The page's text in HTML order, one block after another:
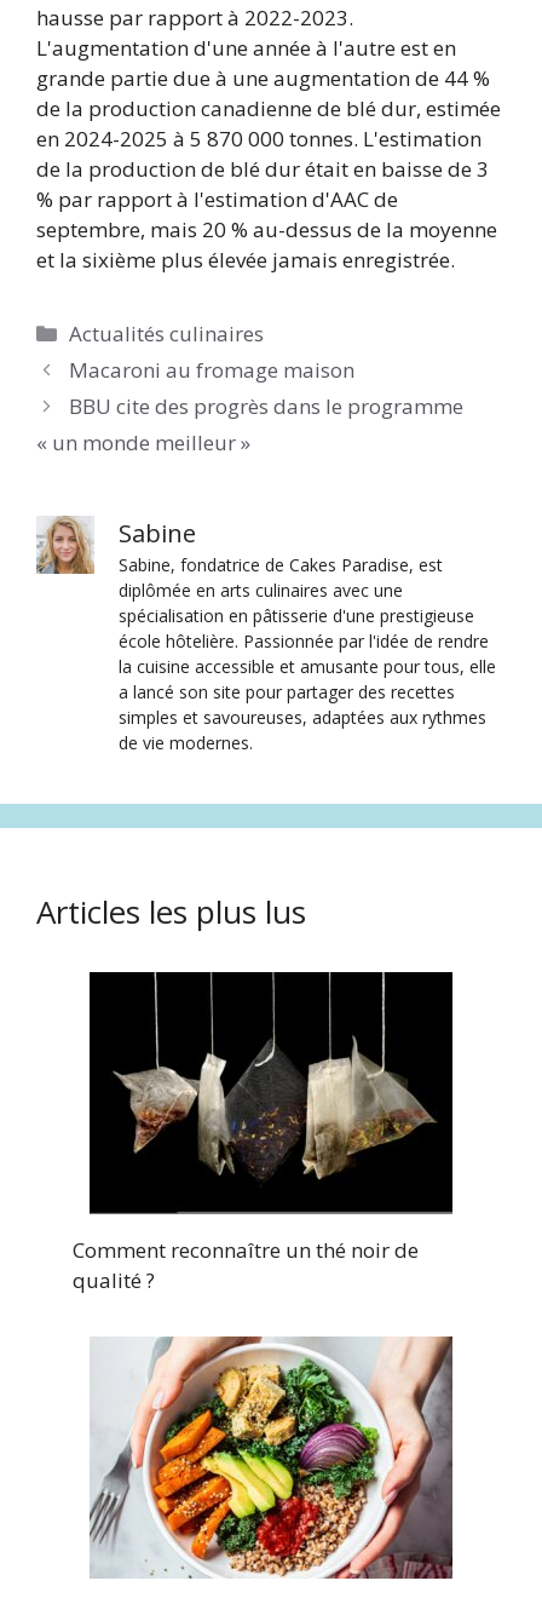
hausse par rapport à 2022-2023.
L'augmentation d'une année à l'autre est en
grande partie due à une augmentation de 44 %
de la production canadienne de blé dur, estimée
en 2024-2025 à 5 870 000 tonnes. L'estimation
de la production de blé dur était en baisse de 3
% par rapport à l'estimation d'AAC de
septembre, mais 20 % au-dessus de la moyenne
et la sixième plus élevée jamais enregistrée.
Catégories
Actualités culinaires
Macaroni au fromage maison
BBU cite des progrès dans le programme
« un monde meilleur »
Sabine
Sabine, fondatrice de Cakes Paradise, est
diplômée en arts culinaires avec une
spécialisation en pâtisserie d'une prestigieuse
école hôtelière. Passionnée par l'idée de rendre
la cuisine accessible et amusante pour tous, elle
a lancé son site pour partager des recettes
simples et savoureuses, adaptées aux rythmes
de vie modernes.
Articles les plus lus
Comment reconnaître un thé noir de
qualité ?